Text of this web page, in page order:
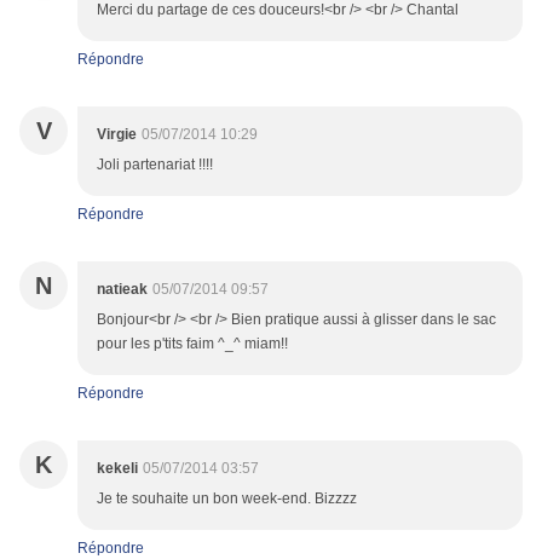
Merci du partage de ces douceurs!<br /> <br /> Chantal
Répondre
V Virgie 05/07/2014 10:29
Joli partenariat !!!!
Répondre
N natieak 05/07/2014 09:57
Bonjour<br /> <br /> Bien pratique aussi à glisser dans le sac
pour les p'tits faim ^_^ miam!!
Répondre
K kekeli 05/07/2014 03:57
Je te souhaite un bon week-end. Bizzzz
Répondre